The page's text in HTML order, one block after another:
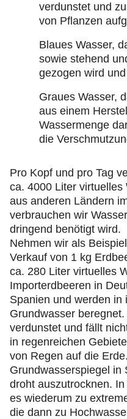
verdunstet und
von Pflanzen
Blaues Wasser,
sowie stehend
gezogen wird und
Graues Wasser,
aus einem
Wassermenge
die
Pro Kopf und pro Tag
ca. 4000 Liter virtuelles
aus anderen Ländern
verbrauchen wir
dringend benötigt wird.
Nehmen wir als
Verkauf von 1 kg
ca. 280 Liter virtuelles
Importerdbeeren in
Spanien und werden
Grundwasser
verdunstet und fällt
in regenreichen
von Regen auf die
Grundwasserspiegel in
droht auszutrocknen.
es wiederum zu
die dann zu